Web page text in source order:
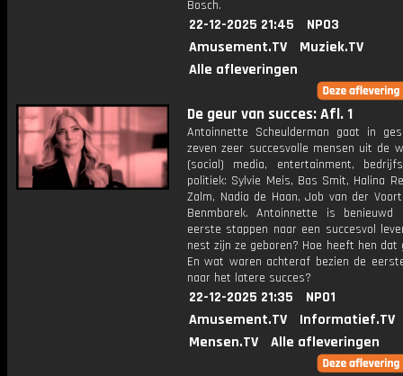
Bosch.
22-12-2025 21:45
NPO3
Amusement.TV
Muziek.TV
Alle afleveringen
De geur van succes: Afl. 1
Antoinnette Scheulderman gaat in
zeven zeer succesvolle mensen uit de
(social) media, entertainment,
politiek: Sylvie Meis, Bas Smit, Halina
Zalm, Nadia de Haan, Job van der
Benmbarek. Antoinnette is benieuwd
eerste stappen naar een succesvol
nest zijn ze geboren? Hoe heeft hen dat
En wat waren achteraf bezien de
naar het latere succes?
22-12-2025 21:35
NPO1
Amusement.TV
Informatief.TV
Mensen.TV
Alle afleveringen